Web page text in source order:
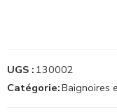
UGS : 130002
Catégorie:Baignoires